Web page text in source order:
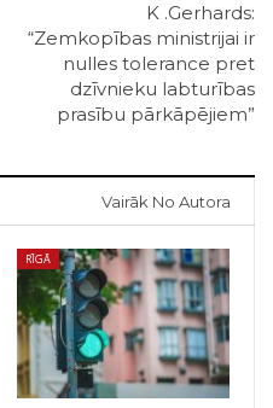
K .Gerhards:
“Zemkopības ministrijai ir
nulles tolerance pret
dzīvnieku labturības
prasību pārkāpējiem”
Vairāk No Autora
RĪGĀ